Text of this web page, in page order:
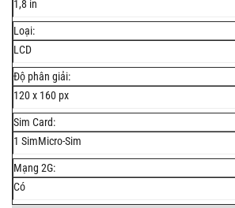
1,8 in
Loại:
LCD
Độ phân giải:
120 x 160 px
Sim Card:
1 SimMicro-Sim
Mạng 2G:
Có